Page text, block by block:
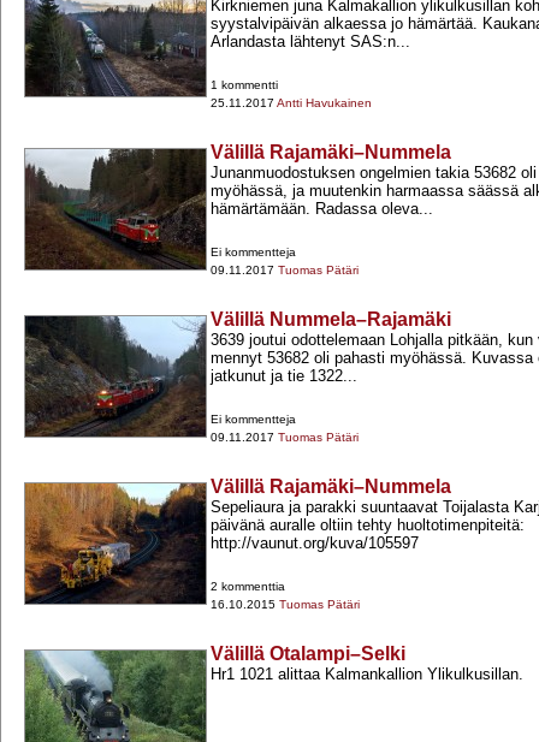
Kirkniemen juna Kalmakallion ylikulkusillan
syystalvipäivän alkaessa jo hämärtää.
Arlandasta lähtenyt SAS:n...
1 kommentti
25.11.2017 Antti Havukainen
Välillä Rajamäki–Nummela
Junanmuodostuksen ongelmien takia 53682
myöhässä, ja muutenkin harmaassa säässä
hämärtämään. Radassa oleva...
Ei kommentteja
09.11.2017 Tuomas Pätäri
Välillä Nummela–Rajamäki
3639 joutui odottelemaan Lohjalla pitkään, kun
mennyt 53682 oli pahasti myöhässä. Kuvassa
jatkunut ja tie 1322...
Ei kommentteja
09.11.2017 Tuomas Pätäri
Välillä Rajamäki–Nummela
Sepeliaura ja parakki suuntaavat Toijalasta
päivänä auralle oltiin tehty huoltotimenpiteitä:
http://vaunut.org/kuva/105597
2 kommenttia
16.10.2015 Tuomas Pätäri
Välillä Otalampi–Selki
Hr1 1021 alittaa Kalmankallion Ylikulkusillan.